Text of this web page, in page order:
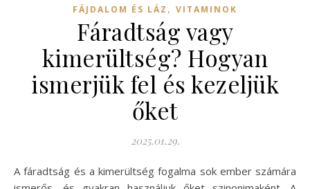
FÁJDALOM ÉS LÁZ , VITAMINOK
Fáradtság vagy
kimerültség? Hogyan
ismerjük fel és kezeljük
őket
2025.01.29.
A fáradtság és a kimerültség fogalma sok ember számára